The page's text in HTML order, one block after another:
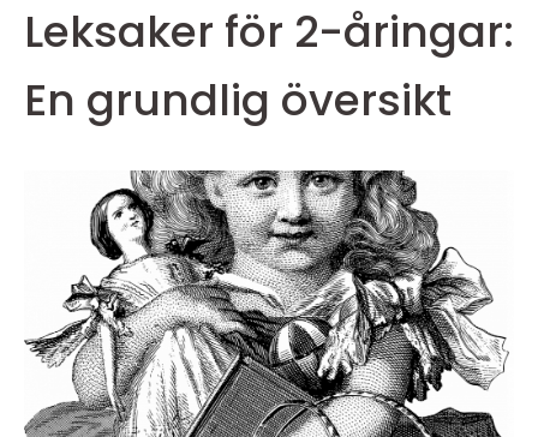
Leksaker för 2-åringar:
En grundlig översikt